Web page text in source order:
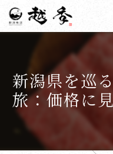
新潟県を巡
旅：価格に